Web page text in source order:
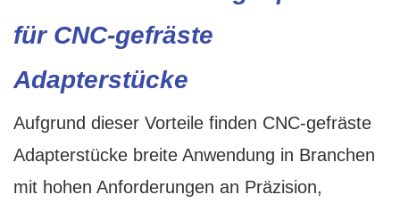
für CNC-gefräste
Adapterstücke
Aufgrund dieser Vorteile finden CNC-gefräste
Adapterstücke breite Anwendung in Branchen
mit hohen Anforderungen an Präzision,